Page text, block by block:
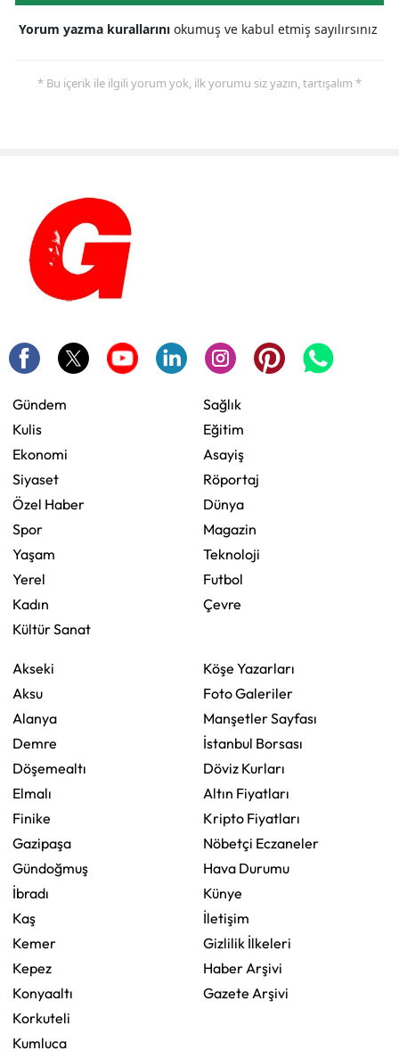
Yorum yazma kurallarını okumuş ve kabul etmiş sayılırsınız
* Bu içerik ile ilgili yorum yok, ilk yorumu siz yazın, tartışalım *
Gündem
Kulis
Ekonomi
Siyaset
Özel Haber
Spor
Yaşam
Yerel
Kadın
Kültür Sanat
Sağlık
Eğitim
Asayiş
Röportaj
Dünya
Magazin
Teknoloji
Futbol
Çevre
Akseki
Aksu
Alanya
Demre
Döşemealtı
Elmalı
Finike
Gazipaşa
Gündoğmuş
İbradı
Kaş
Kemer
Kepez
Konyaaltı
Korkuteli
Kumluca
Köşe Yazarları
Foto Galeriler
Manşetler Sayfası
İstanbul Borsası
Döviz Kurları
Altın Fiyatları
Kripto Fiyatları
Nöbetçi Eczaneler
Hava Durumu
Künye
İletişim
Gizlilik İlkeleri
Haber Arşivi
Gazete Arşivi